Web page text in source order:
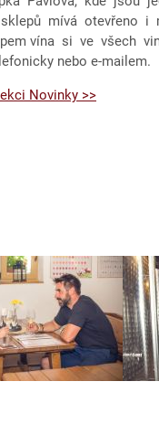
mívá otevřeno i
vína si ve všech
nebo e-mailem.
Novinky >>